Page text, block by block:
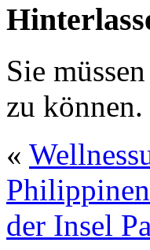
Sie müssen
zu können.
«
der Insel